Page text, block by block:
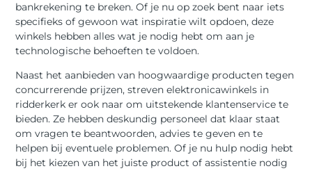
bankrekening te breken. Of je nu op zoek bent naar iets
specifieks of gewoon wat inspiratie wilt opdoen, deze
winkels hebben alles wat je nodig hebt om aan je
technologische behoeften te voldoen.
Naast het aanbieden van hoogwaardige producten tegen
concurrerende prijzen, streven elektronicawinkels in
ridderkerk er ook naar om uitstekende klantenservice te
bieden. Ze hebben deskundig personeel dat klaar staat
om vragen te beantwoorden, advies te geven en te
helpen bij eventuele problemen. Of je nu hulp nodig hebt
bij het kiezen van het juiste product of assistentie nodig